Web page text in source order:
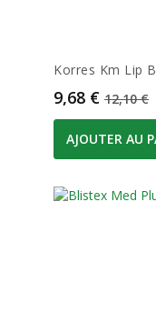
Korres Km Lip
Prix
9,68 € Prix
12,10 €
AJOUTER AU